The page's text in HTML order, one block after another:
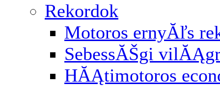
Rekordok
Motoros ernyĂľs
SebessĂŠgi
HĂĄtimotoros